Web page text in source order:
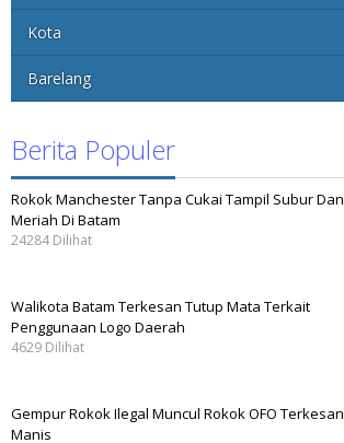
Kota
Barelang
Berita Populer
Rokok Manchester Tanpa Cukai Tampil Subur Dan
Meriah Di Batam
24284 Dilihat
Walikota Batam Terkesan Tutup Mata Terkait
Penggunaan Logo Daerah
4629 Dilihat
Gempur Rokok Ilegal Muncul Rokok OFO Terkesan
Manis